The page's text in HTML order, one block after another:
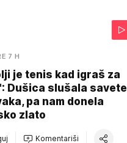
7 H
je tenis kad igraš za
Dušica slušala savete
pa nam donela
zlato
Komentariši